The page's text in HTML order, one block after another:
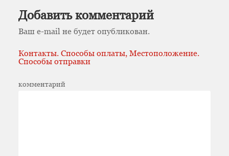
Добавить комментарий
Ваш e-mail не будет опубликован.
Контакты. Способы оплаты, Местоположение.
Способы отправки
комментарий